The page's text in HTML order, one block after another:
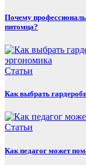
Почему
питомца?
Статьи
Как выбрать
Статьи
Как педагог может